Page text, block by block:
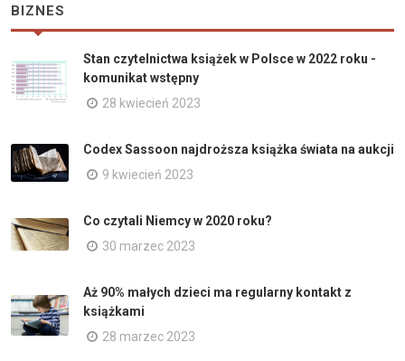
BIZNES
Stan czytelnictwa książek w Polsce w 2022 roku -
komunikat wstępny
28 kwiecień 2023
Codex Sassoon najdroższa książka świata na aukcji
9 kwiecień 2023
Co czytali Niemcy w 2020 roku?
30 marzec 2023
Aż 90% małych dzieci ma regularny kontakt z
książkami
28 marzec 2023